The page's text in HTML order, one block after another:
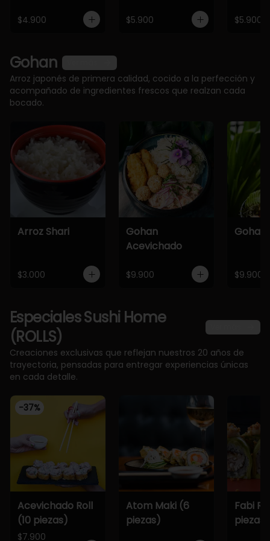
$4.900 $5.900 $5.900
Gohan
Arroz japonés de primera calidad, cocido a la perfección y
acompañado de ingredientes frescos que realzan cada
bocado.
Arroz Shari
$3.000
Gohan
Acevichado
$9.900
Gohan
$9.900
Especiales Sushi Home
(ROLLS)
Creaciones exclusivas que reflejan nuestros 20 años de
trayectoria, pensadas para entregar experiencias únicas
en cada detalle.
-37%
Acevichado Roll
(10 piezas)
$7.900
Atom Maki (6
piezas)
Fabi
piezas)